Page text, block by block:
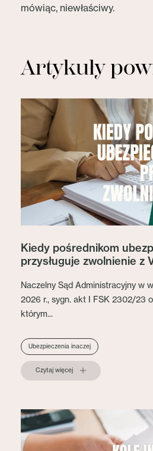
mówiąc, niewłaściwy.
Artykuły
Kiedy pośrednikom
przysługuje zwolnienie z
Naczelny Sąd Administracyjny w
2026 r., sygn. akt I FSK 2302/23
którym...
Ubezpieczenia inaczej
Czytaj więcej